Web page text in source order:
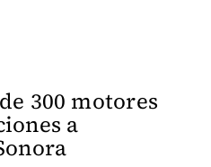
300 motores
a